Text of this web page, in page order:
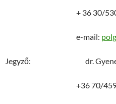
+ 36 30/530-
e-mail:
Jegyző: dr. Gyenes
+36 70/459